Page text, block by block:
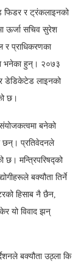
फिडर र ट्रंकलाइनको
ऊर्जा सचिव सुरेश
र प्राधिकरणका
भनेका हुन्। २०७३
डेडिकेटेड लाइनको
छ।
संयोजकत्वमा बनेको
छन्। प्रतिवेदनले
छ। मन्त्रिपरिषद्को
बक्यौता तिर्ने
हिसाब नै छैन,
यो विवाद झन्
बक्यौता उठ्ला कि